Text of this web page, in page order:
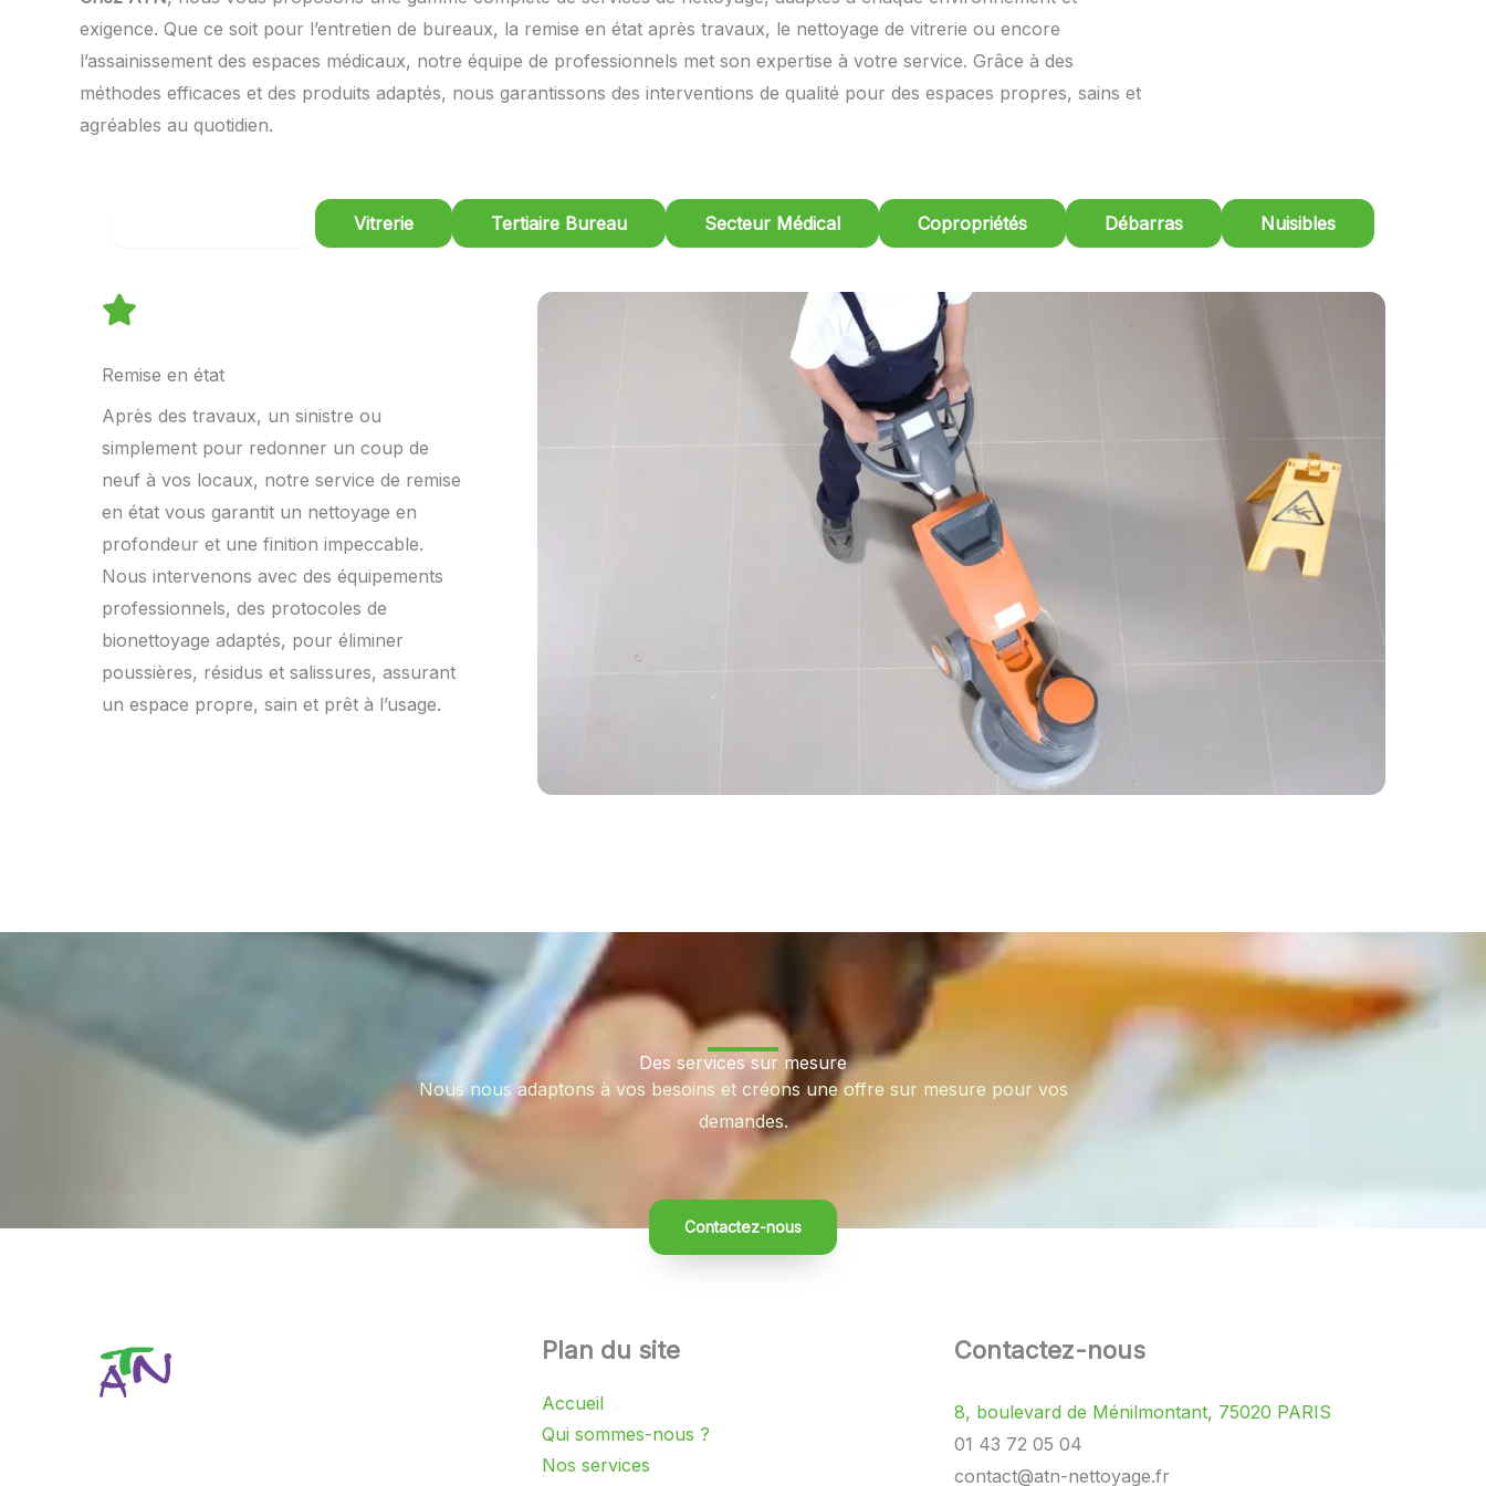
exigence. Que ce soit pour l’entretien de bureaux, la remise en état après travaux, le nettoyage de vitrerie ou encore
l’assainissement des espaces médicaux, notre équipe de professionnels met son expertise à votre service. Grâce à des
méthodes efficaces et des produits adaptés, nous garantissons des interventions de qualité pour des espaces propres, sains et
agréables au quotidien.
Vitrerie Tertiaire Bureau Secteur Médical Copropriétés Débarras Nuisibles
Remise en état
Après des travaux, un sinistre ou
simplement pour redonner un coup de
neuf à vos locaux, notre service de remise
en état vous garantit un nettoyage en
profondeur et une finition impeccable.
Nous intervenons avec des équipements
professionnels, des protocoles de
bionettoyage adaptés, pour éliminer
poussières, résidus et salissures, assurant
un espace propre, sain et prêt à l’usage.
Des services sur mesure
Nous nous adaptons à vos besoins et créons une offre sur mesure pour vos
demandes.
Contactez-nous
Plan du site
Accueil
Qui sommes-nous ?
Nos services
Contactez-nous
8, boulevard de Ménilmontant, 75020 PARIS
01 43 72 05 04
contact@atn-nettoyage.fr